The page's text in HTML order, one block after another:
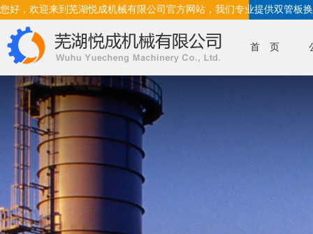
您好，欢迎来到芜湖悦成机械有限公司官方网站，我们专业提供双管板
首 页